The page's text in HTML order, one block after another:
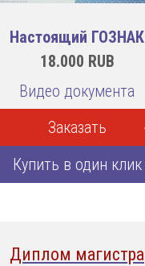
Настоящий ГОЗНАК
18.000 RUB
Видео документа
Заказать
Купить в один клик
Диплом магистра